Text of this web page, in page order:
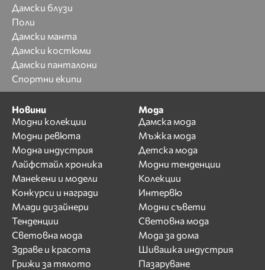
Дамски блузи
Поли
Дамски манта
Дамски костюми
Дамски панталони
Спортни екипи
Новини
Модни колекции
Модни ревюта
Модна индустрия
Лайфстайл хроника
Манекени и модели
Конкурси и награди
Млади дизайнери
Тенденции
Световна мода
Здраве и красота
Грижи за тялото
Мода
Дамска мода
Мъжка мода
Детска мода
Модни тенденции
Колекции
Интервю
Модни съвети
Световна мода
Мода за дома
Шивашка индустрия
Пазаруване